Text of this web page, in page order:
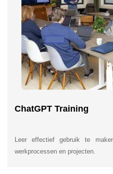
ChatGPT Training
Leer effectief gebruik te
werkprocessen en projecten.